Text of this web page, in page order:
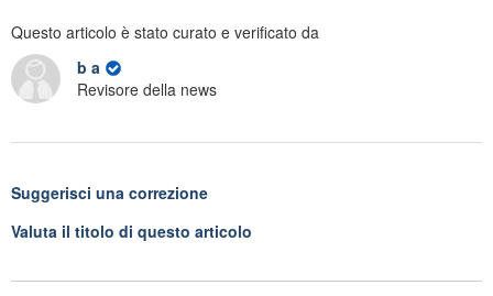
Questo articolo è stato curato e verificato da
b a
Revisore della news
Suggerisci una correzione
Valuta il titolo di questo articolo